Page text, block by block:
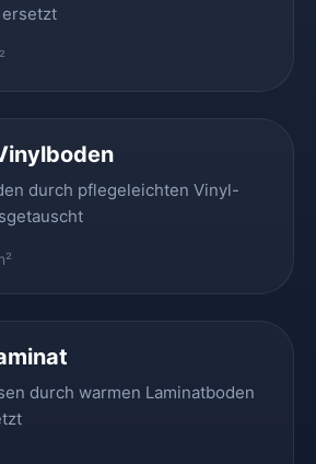
durch pflegeleichten Vinyl-
durch warmen Laminatboden